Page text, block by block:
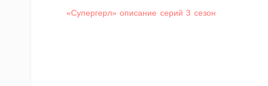
«Супергерл» описание серий 3 сезон